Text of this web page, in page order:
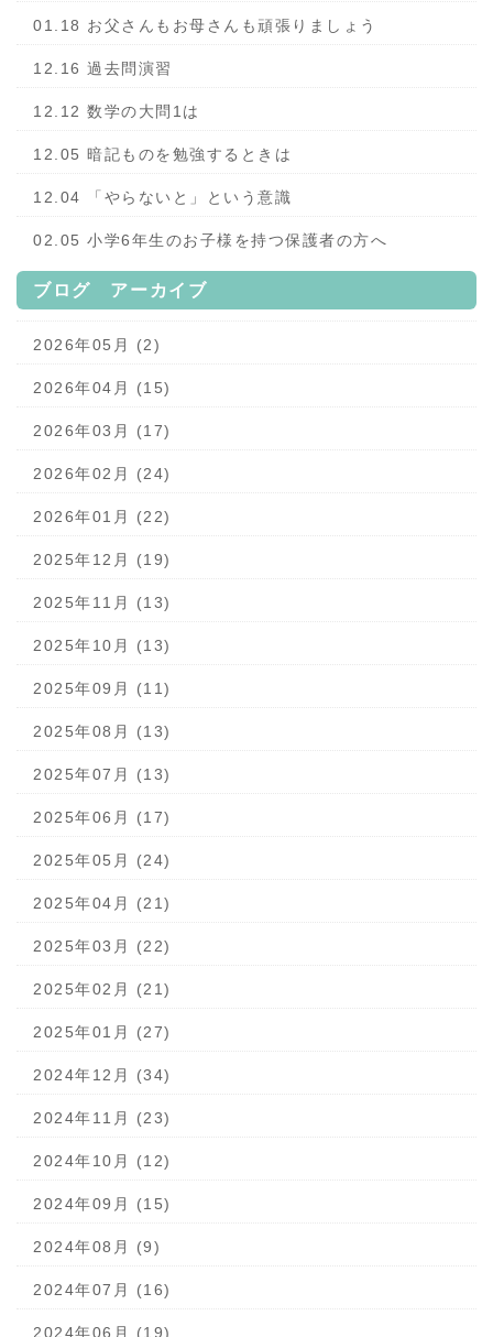
01.18 お父さんもお母さんも頑張りましょう
12.16 過去問演習
12.12 数学の大問1は
12.05 暗記ものを勉強するときは
12.04 「やらないと」という意識
02.05 小学6年生のお子様を持つ保護者の方へ
ブログ アーカイブ
2026年05月 (2)
2026年04月 (15)
2026年03月 (17)
2026年02月 (24)
2026年01月 (22)
2025年12月 (19)
2025年11月 (13)
2025年10月 (13)
2025年09月 (11)
2025年08月 (13)
2025年07月 (13)
2025年06月 (17)
2025年05月 (24)
2025年04月 (21)
2025年03月 (22)
2025年02月 (21)
2025年01月 (27)
2024年12月 (34)
2024年11月 (23)
2024年10月 (12)
2024年09月 (15)
2024年08月 (9)
2024年07月 (16)
2024年06月 (19)